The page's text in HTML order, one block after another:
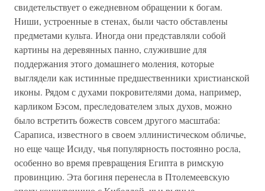
свидетельствует о ежедневном обращении к богам.
Ниши, устроенные в стенах, были часто обставлены
предметами культа. Иногда они представляли собой
картины на деревянных панно, служившие для
поддержания этого домашнего моления, которые
выглядели как истинные предшественники христианской
иконы. Рядом с духами покровителями дома, например,
карликом Бэсом, преследователем злых духов, можно
было встретить божеств совсем другого масштаба:
Сараписа, известного в своем эллинистическом обличье,
но еще чаще Исиду, чья популярность постоянно росла,
особенно во время превращения Египта в римскую
провинцию. Эта богиня перенесла в Птолемеевскую